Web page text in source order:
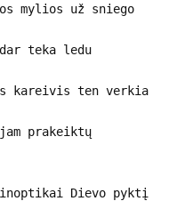
mylios už sniego
teka ledu
kareivis ten verkia
prakeiktų
Dievo pyktį